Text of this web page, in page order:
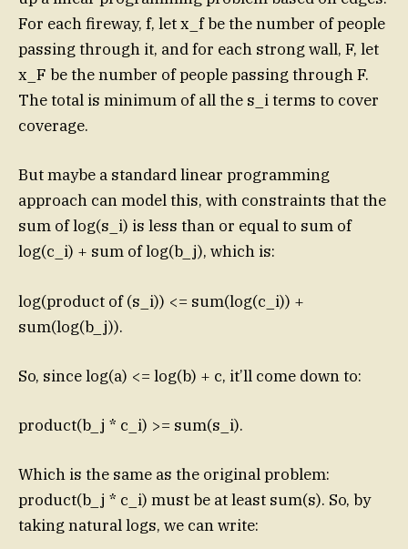
For each fireway, f, let x_f be the number of people
passing through it, and for each strong wall, F, let
x_F be the number of people passing through F.
The total is minimum of all the s_i terms to cover
coverage.
But maybe a standard linear programming
approach can model this, with constraints that the
sum of log(s_i) is less than or equal to sum of
log(c_i) + sum of log(b_j), which is:
log(product of (s_i)) <= sum(log(c_i)) +
sum(log(b_j)).
So, since log(a) <= log(b) + c, it’ll come down to:
product(b_j * c_i) >= sum(s_i).
Which is the same as the original problem:
product(b_j * c_i) must be at least sum(s). So, by
taking natural logs, we can write: